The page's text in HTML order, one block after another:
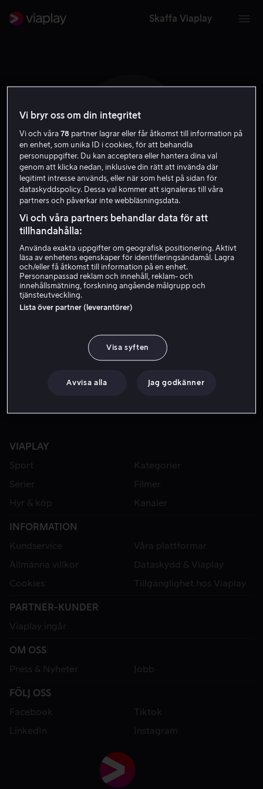
Skaffa Viaplay
F A
Felix Aylmer
VIAPLAY
Sport
Kategorier
Serier
Filmer
Hyr & köp
Kanaler
INFORMATION
Kundservice
Våra plattformar
Allmänna villkor
Dataskydd & Viaplay
Cookies
Tillgänglighet hos Viaplay
PARTNER-KUNDER
Viaplay ingår
OM OSS
Press & Nyheter
Jobb
FÖLJ OSS
Facebook
Tiktok
LinkedIn
Instagram
Vi bryr oss om din integritet
Vi och våra78 partner lagrar eller får åtkomst till information på
en enhet, som unika ID i cookies, för att behandla
personuppgifter. Du kan acceptera eller hantera dina val
genom att klicka nedan, inklusive din rätt att invända där
legitimt intresse används, eller när som helst på sidan för
dataskyddspolicy. Dessa val kommer att signaleras till våra
partners och påverkar inte webbläsningsdata.
Vi och våra partners behandlar data för att
tillhandahålla:
Använda exakta uppgifter om geografisk positionering. Aktivt
läsa av enhetens egenskaper för identifieringsändamål. Lagra
och/eller få åtkomst till information på en enhet.
Personanpassad reklam och innehåll, reklam- och
innehållsmätning, forskning angående målgrupp och
tjänsteutveckling.
Lista över partner (leverantörer)
Visa syften
Avvisa alla Jag godkänner